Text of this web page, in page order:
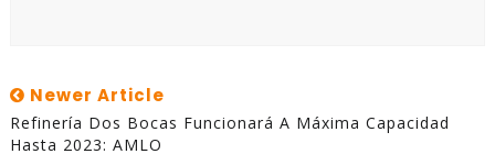
Newer Article
Refinería Dos Bocas Funcionará A Máxima Capacidad
Hasta 2023: AMLO